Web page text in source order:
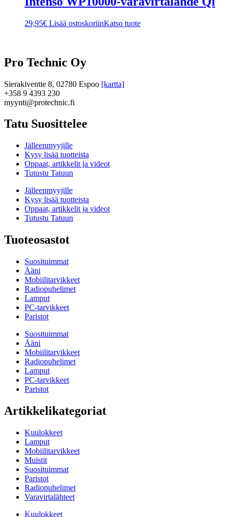
29,95€ Lisää ostoskoriinKatso tuote
Pro Technic Oy
Sierakiventie 8, 02780 Espoo [kartta]
+358 9 4393 230
myynti@protechnic.fi
Tatu Suosittelee
Jälleenmyyjille
Kysy lisää tuotteista
Oppaat, artikkelit ja videot
Tutustu Tatuun
Jälleenmyyjille
Kysy lisää tuotteista
Oppaat, artikkelit ja videot
Tutustu Tatuun
Tuoteosastot
Suosituimmat
Ääni
Mobiilitarvikkeet
Radiopuhelimet
Lamput
PC-tarvikkeet
Paristot
Suosituimmat
Ääni
Mobiilitarvikkeet
Radiopuhelimet
Lamput
PC-tarvikkeet
Paristot
Artikkelikategoriat
Kuulokkeet
Lamput
Mobiilitarvikkeet
Muistit
Suosituimmat
Paristot
Radiopuhelimet
Varavirtalähteet
Kuulokkeet